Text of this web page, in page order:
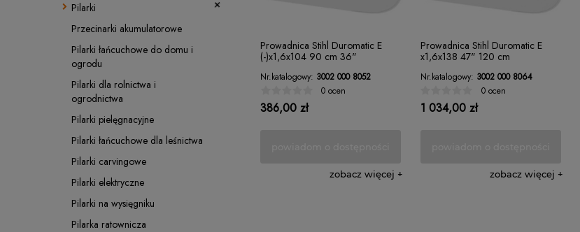
Pilarki
Przecinarki akumulatorowe
Pilarki łańcuchowe do domu i
ogrodu
Pilarki dla rolnictwa i
ogrodnictwa
Pilarki pielęgnacyjne
Pilarki łańcuchowe dla leśnictwa
Pilarki carvingowe
Pilarki elektryczne
Pilarki na wysięgniku
Pilarka ratownicza
Prowadnica Stihl Duromatic E
(-)x1,6x104 90 cm 36"
Nr.katalogowy: 3002 000 8052
0 ocen
386,00 zł
zobacz więcej
Prowadnica Stihl Duromatic E
x1,6x138 47" 120 cm
Nr.katalogowy: 3002 000 8064
0 ocen
1 034,00 zł
zobacz więcej